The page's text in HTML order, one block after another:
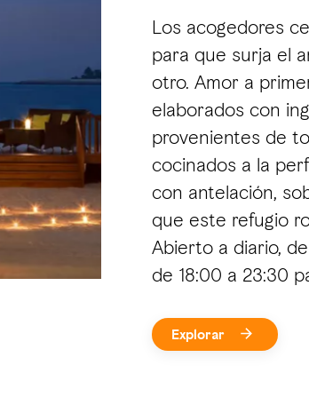
Los acogedores
para que surja el
otro. Amor a
elaborados con
provenientes de
cocinados a la
con antelación,
que este refugio
Abierto a diario,
de 18:00 a 23:30
Explorar